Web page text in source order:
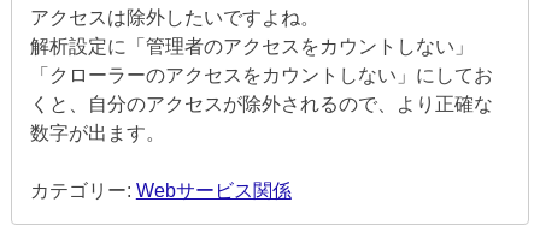
アクセスは除外したいですよね。
解析設定に「管理者のアクセスをカウントしない」
「クローラーのアクセスをカウントしない」にしてお
くと、自分のアクセスが除外されるので、より正確な
数字が出ます。
カテゴリー: Webサービス関係